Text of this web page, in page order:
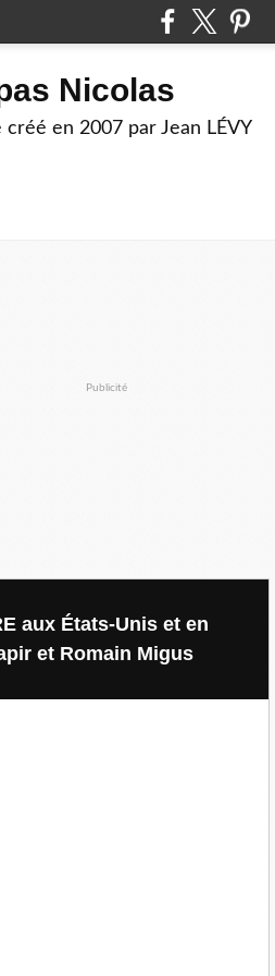
Nicolas
en 2007 par Jean LÉVY
Publicité
aux États-Unis et en
et Romain Migus